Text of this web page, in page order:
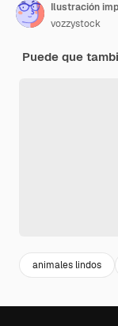
Ilustración
vozzystock
Puede que
animales lindos